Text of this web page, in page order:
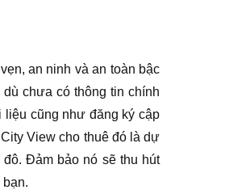
an ninh và an toàn bậc
chưa có thông tin chính
liệu cũng như đăng ký cập
View cho thuê đó là dự
Đảm bảo nó sẽ thu hút